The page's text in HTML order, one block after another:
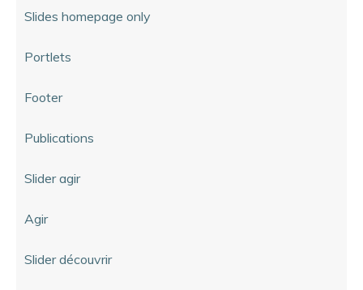
Slides homepage only
Portlets
Footer
Publications
Slider agir
Agir
Slider découvrir